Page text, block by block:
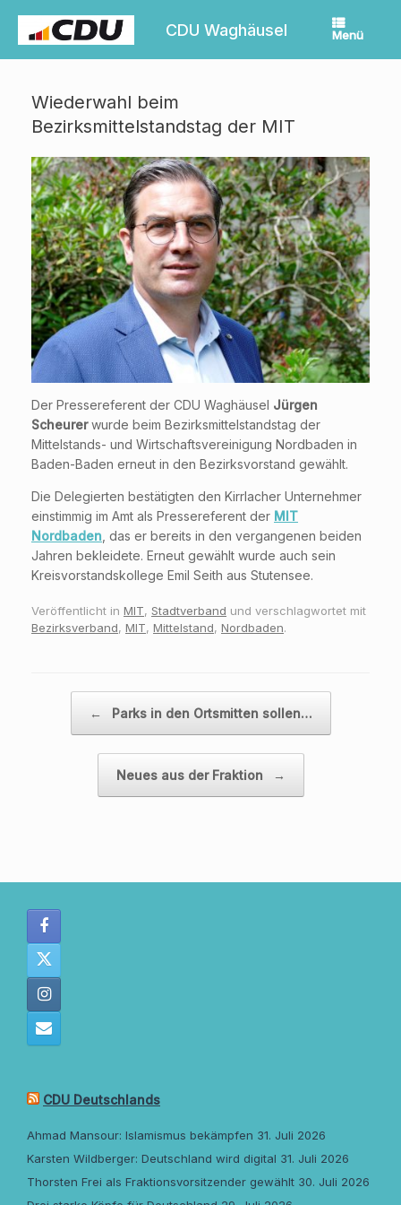
springen
CDU Waghäusel Menü
Wiederwahl beim
Bezirksmittelstandstag der MIT
Der Pressereferent der CDU Waghäusel Jürgen
Scheurerwurde beim Bezirksmittelstandstag der
Mittelstands- und Wirtschaftsvereinigung Nordbaden in
Baden-Baden erneut in den Bezirksvorstand gewählt.
Die Delegierten bestätigten den Kirrlacher Unternehmer
einstimmig im Amt als Pressereferent der MIT
Nordbaden , das er bereits in den vergangenen beiden
Jahren bekleidete. Erneut gewählt wurde auch sein
Kreisvorstandskollege Emil Seith aus Stutensee.
Veröffentlicht in MIT, Stadtverband und verschlagwortet mit
Bezirksverband, MIT, Mittelstand, Nordbaden.
← Parks in den Ortsmitten sollen…
Neues aus der Fraktion →
CDU Deutschlands
Ahmad Mansour: Islamismus bekämpfen 31. Juli 2026
Karsten Wildberger: Deutschland wird digital 31. Juli 2026
Thorsten Frei als Fraktionsvorsitzender gewählt 30. Juli 2026